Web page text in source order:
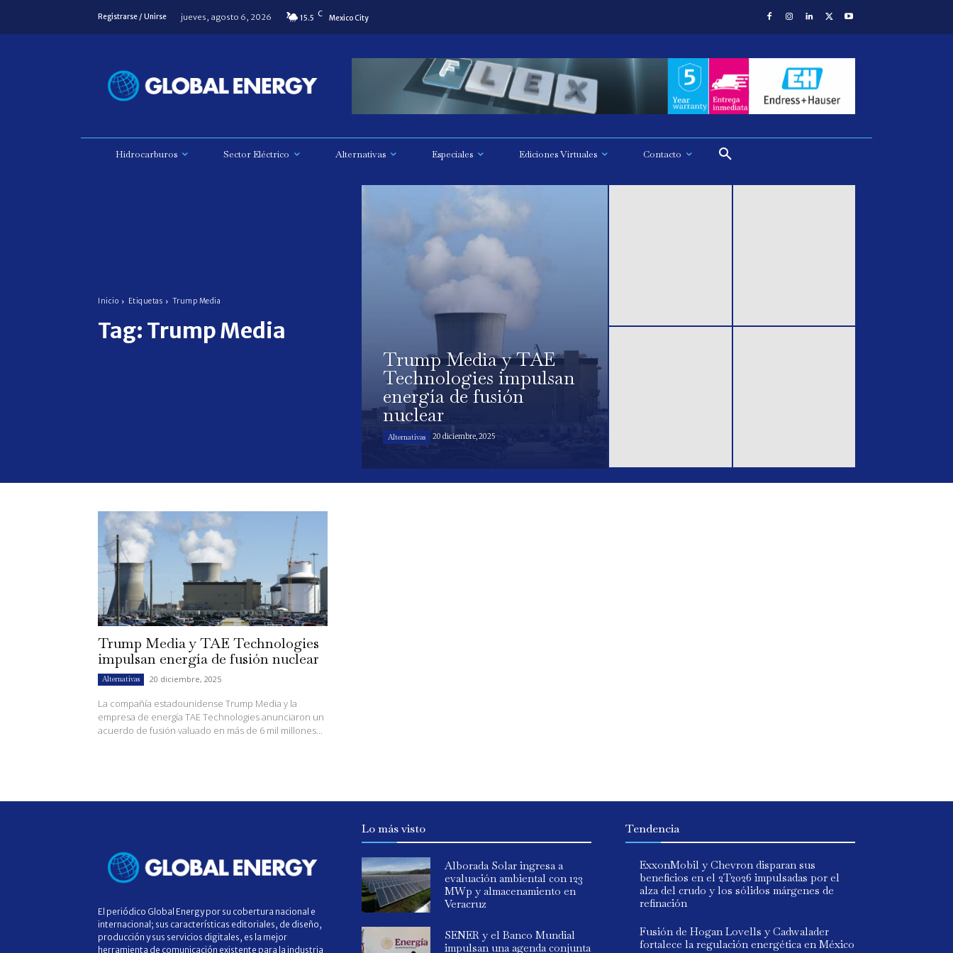
Registrarse / Unirse jueves, agosto 6, 2026 15.5 C Mexico City
Hidrocarburos Sector Eléctrico Alternativas Especiales Ediciones Virtuales Contacto
Inicio Etiquetas Trump Media
Tag: Trump Media
Trump Media y TAE
Technologies impulsan
energía de fusión
nuclear
Alternativas 20 diciembre, 2025
Trump Media y TAE Technologies
impulsan energía de fusión nuclear
Alternativas 20 diciembre, 2025
La compañía estadounidense Trump Media y la
empresa de energía TAE Technologies anunciaron un
acuerdo de fusión valuado en más de 6 mil millones...
El periódico Global Energy por su cobertura nacional e
internacional; sus características editoriales, de diseño,
producción y sus servicios digitales, es la mejor
herramienta de comunicación existente para la industria
Lo más visto
Alborada Solar ingresa a
evaluación ambiental con 123
MWp y almacenamiento en
Veracruz
SENER y el Banco Mundial
impulsan una agenda conjunta
Tendencia
ExxonMobil y Chevron disparan sus
beneficios en el 2T2026 impulsadas por el
alza del crudo y los sólidos márgenes de
refinación
Fusión de Hogan Lovells y Cadwalader
fortalece la regulación energética en México